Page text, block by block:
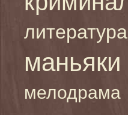
литература
маньяки
мелодрама